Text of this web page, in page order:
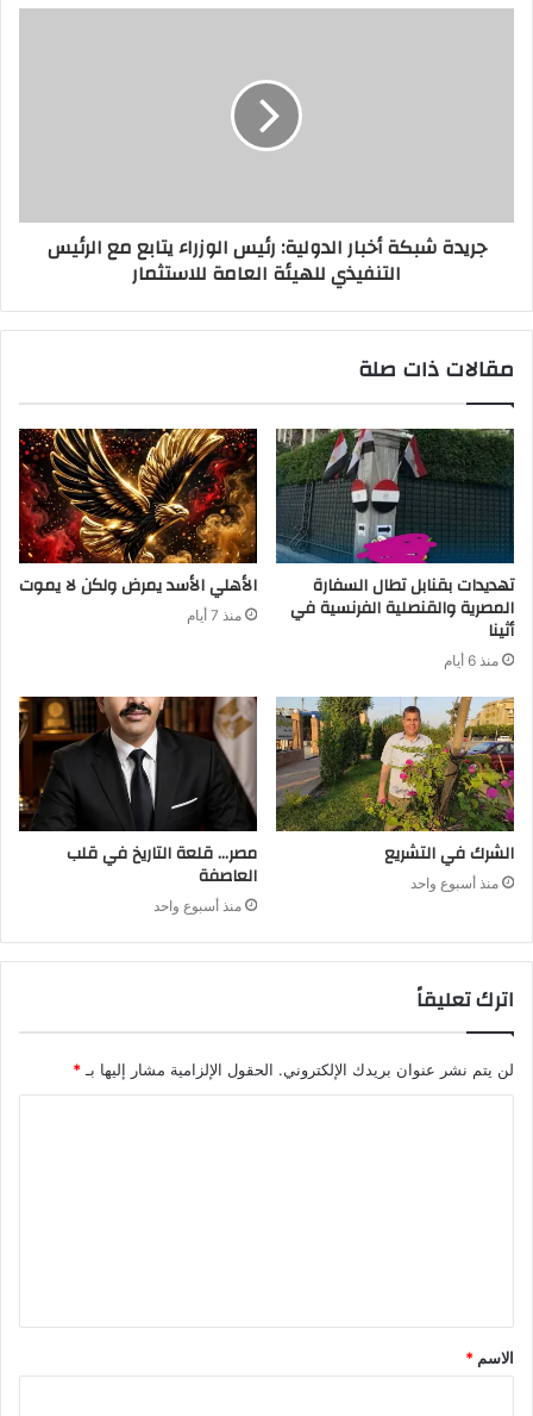
جريدة شبكة أخبار الدولية: رئيس الوزراء يتابع مع الرئيس
التنفيذي للهيئة العامة للاستثمار
مقالات ذات صلة
تهديدات بقنابل تطال السفارة
المصرية والقنصلية الفرنسية في
أثينا
منذ 6 أيام
الأهلي الأسد يمرض ولكن لا يموت
منذ 7 أيام
الشرك في التشريع
منذ أسبوع واحد
مصر… قلعة التاريخ في قلب
العاصفة
منذ أسبوع واحد
اترك تعليقاً
لن يتم نشر عنوان بريدك الإلكتروني. الحقول الإلزامية مشار إليها بـ *
الاسم *